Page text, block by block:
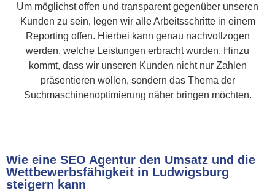
Um möglichst offen und transparent gegenüber unseren
Kunden zu sein, legen wir alle Arbeitsschritte in einem
Reporting offen. Hierbei kann genau nachvollzogen
werden, welche Leistungen erbracht wurden. Hinzu
kommt, dass wir unseren Kunden nicht nur Zahlen
präsentieren wollen, sondern das Thema der
Suchmaschinenoptimierung näher bringen möchten.
Wie eine SEO Agentur den Umsatz und die
Wettbewerbsfähigkeit in Ludwigsburg
steigern kann